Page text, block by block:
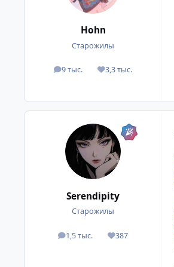
Hohn
Старожилы
9 тыс.
посты 3,3 тыс.
Репутация
Serendipity
Старожилы
1,5 тыс.
посты 387
Репутация